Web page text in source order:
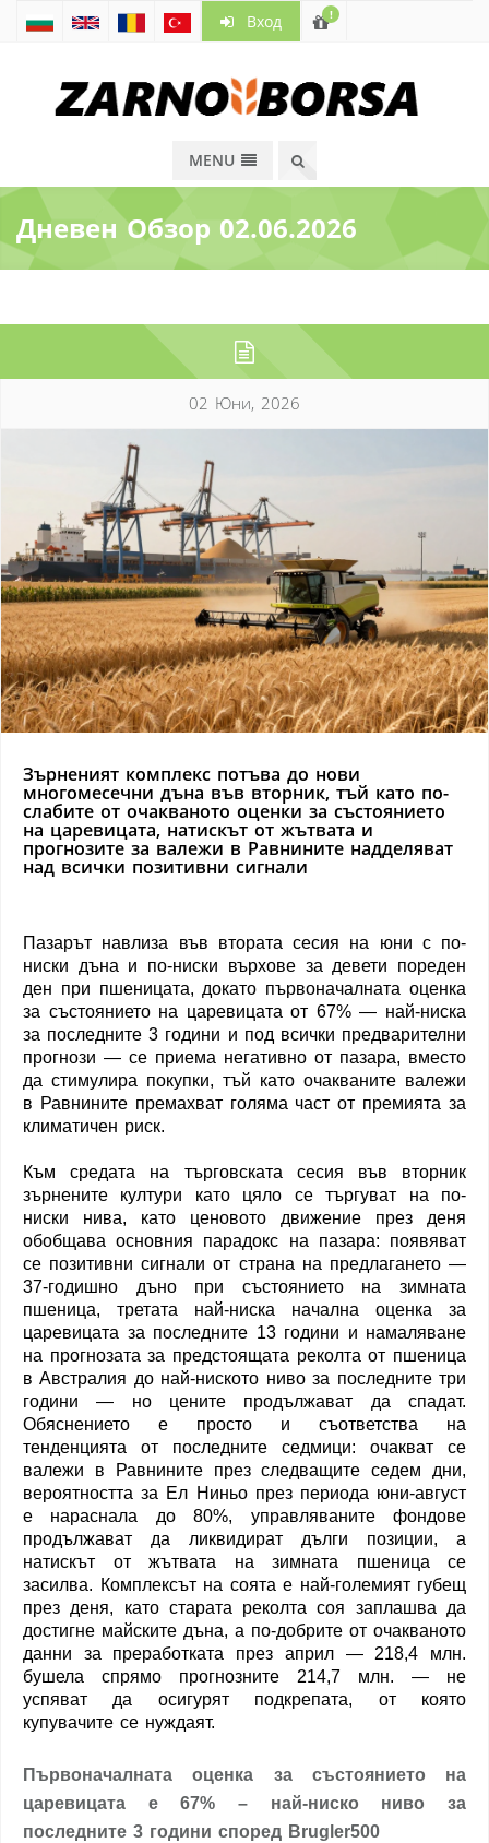
Вход !
MENU
Дневен Обзор 02.06.2026
02 Юни, 2026
Зърненият комплекс потъва до нови
многомесечни дъна във вторник, тъй като по-
слабите от очакваното оценки за състоянието
на царевицата, натискът от жътвата и
прогнозите за валежи в Равнините надделяват
над всички позитивни сигнали
Пазарът навлиза във втората сесия на юни с по-
ниски дъна и по-ниски върхове за девети пореден
ден при пшеницата, докато първоначалната оценка
за състоянието на царевицата от 67% — най-ниска
за последните 3 години и под всички предварителни
прогнози — се приема негативно от пазара, вместо
да стимулира покупки, тъй като очакваните валежи
в Равнините премахват голяма част от премията за
климатичен риск.
Към средата на търговската сесия във вторник
зърнените култури като цяло се търгуват на по-
ниски нива, като ценовото движение през деня
обобщава основния парадокс на пазара: появяват
се позитивни сигнали от страна на предлагането —
37-годишно дъно при състоянието на зимната
пшеница, третата най-ниска начална оценка за
царевицата за последните 13 години и намаляване
на прогнозата за предстоящата реколта от пшеница
в Австралия до най-ниското ниво за последните три
години — но цените продължават да спадат.
Обяснението е просто и съответства на
тенденцията от последните седмици: очакват се
валежи в Равнините през следващите седем дни,
вероятността за Ел Ниньо през периода юни-август
е нараснала до 80%, управляваните фондове
продължават да ликвидират дълги позиции, а
натискът от жътвата на зимната пшеница се
засилва. Комплексът на соята е най-големият губещ
през деня, като старата реколта соя заплашва да
достигне майските дъна, а по-добрите от очакваното
данни за преработката през април — 218,4 млн.
бушела спрямо прогнозните 214,7 млн. — не
успяват да осигурят подкрепата, от която
купувачите се нуждаят.
Първоначалната оценка за състоянието на
царевицата е 67% – най-ниско ниво за
последните 3 години според Brugler500